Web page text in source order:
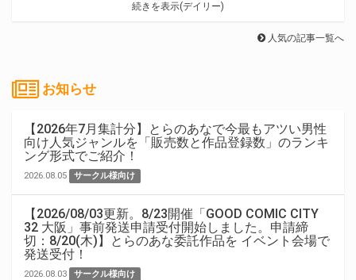
続きを表示(デイリー)
人気の記事一覧へ
お知らせ
【2026年7月集計分】とらのあなで今最もアツい男性
向け人気ジャンルを「販売数と作品登録数」のランキ
ング形式でご紹介！
2026.08.05 サークル様向け
【2026/08/03更新。8/23開催「GOOD COMIC CITY
32 大阪」事前発送申請受付開始しました。申請締
切：8/20(木)】とらのあな委託作品を イベント会場で
発送受付！
2026.08.03 サークル様向け